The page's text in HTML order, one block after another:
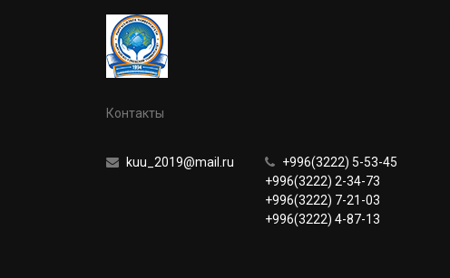
Контакты
kuu_2019@mail.ru
+996(3222) 5-53-45
+996(3222) 2-34-73
+996(3222) 7-21-03
+996(3222) 4-87-13